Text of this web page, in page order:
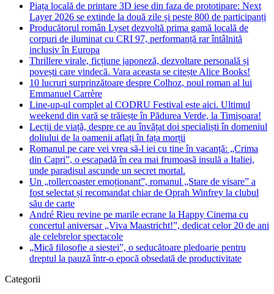
Piața locală de printare 3D iese din faza de prototipare: Next
Layer 2026 se extinde la două zile și peste 800 de participanți
Producătorul român Lyset dezvoltă prima gamă locală de
corpuri de iluminat cu CRI 97, performanță rar întâlnită
inclusiv în Europa
Thrillere virale, ficțiune japoneză, dezvoltare personală și
povești care vindecă. Vara aceasta se citește Alice Books!
10 lucruri surprinzătoare despre Colhoz, noul roman al lui
Emmanuel Carrère
Line-up-ul complet al CODRU Festival este aici. Ultimul
weekend din vară se trăiește în Pădurea Verde, la Timișoara!
Lecții de viață, despre ce au învățat doi specialiști în domeniul
doliului de la oamenii aflați în fața morții
Romanul pe care vei vrea să-l iei cu tine în vacanță: „Crima
din Capri”, o escapadă în cea mai frumoasă insulă a Italiei,
unde paradisul ascunde un secret mortal.
Un „rollercoaster emoționant”, romanul „Stare de visare” a
fost selectat și recomandat chiar de Oprah Winfrey la clubul
său de carte
André Rieu revine pe marile ecrane la Happy Cinema cu
concertul aniversar „Viva Maastricht!”, dedicat celor 20 de ani
ale celebrelor spectacole
„Mică filosofie a siestei”, o seducătoare pledoarie pentru
dreptul la pauză într-o epocă obsedată de productivitate
Categorii